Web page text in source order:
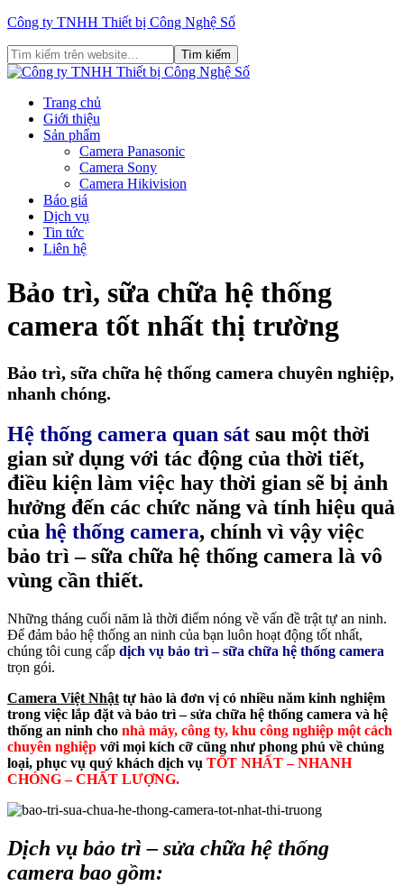
Công ty TNHH Thiết bị Công Nghệ Số
Trang chủ
Giới thiệu
Sản phẩm
Camera Panasonic
Camera Sony
Camera Hikivision
Báo giá
Dịch vụ
Tin tức
Liên hệ
Bảo trì, sữa chữa hệ thống
camera tốt nhất thị trường
Bảo trì, sữa chữa hệ thống camera chuyên nghiệp,
nhanh chóng.
Hệ thống camera quan sát sau một thời
gian sử dụng với tác động của thời tiết,
điều kiện làm việc hay thời gian sẽ bị ảnh
hưởng đến các chức năng và tính hiệu quả
của hệ thống camera, chính vì vậy việc
bảo trì – sữa chữa hệ thống camera là vô
vùng cần thiết.
Những tháng cuối năm là thời điểm nóng về vấn đề trật tự an ninh.
Để đảm bảo hệ thống an ninh của bạn luôn hoạt động tốt nhất,
chúng tôi cung cấp dịch vụ bảo trì – sữa chữa hệ thống camera
trọn gói.
Camera Việt Nhật tự hào là đơn vị có nhiều năm kinh nghiệm
trong việc lắp đặt và bảo trì – sửa chữa hệ thống camera và hệ
thống an ninh cho nhà máy, công ty, khu công nghiệp một cách
chuyên nghiệp với mọi kích cỡ cũng như phong phú về chủng
loại, phục vụ quý khách dịch vụ TỐT NHẤT – NHANH
CHÓNG – CHẤT LƯỢNG.
Dịch vụ bảo trì – sửa chữa hệ thống
camera bao gồm: